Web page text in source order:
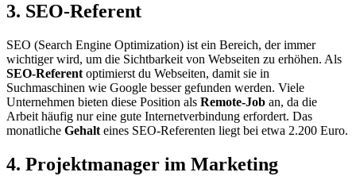
3. SEO-Referent
SEO (Search Engine Optimization) ist ein Bereich, der immer
wichtiger wird, um die Sichtbarkeit von Webseiten zu erhöhen. Als
SEO-Referent optimierst du Webseiten, damit sie in
Suchmaschinen wie Google besser gefunden werden. Viele
Unternehmen bieten diese Position als Remote-Job an, da die
Arbeit häufig nur eine gute Internetverbindung erfordert. Das
monatliche Gehalt eines SEO-Referenten liegt bei etwa 2.200 Euro.
4. Projektmanager im Marketing